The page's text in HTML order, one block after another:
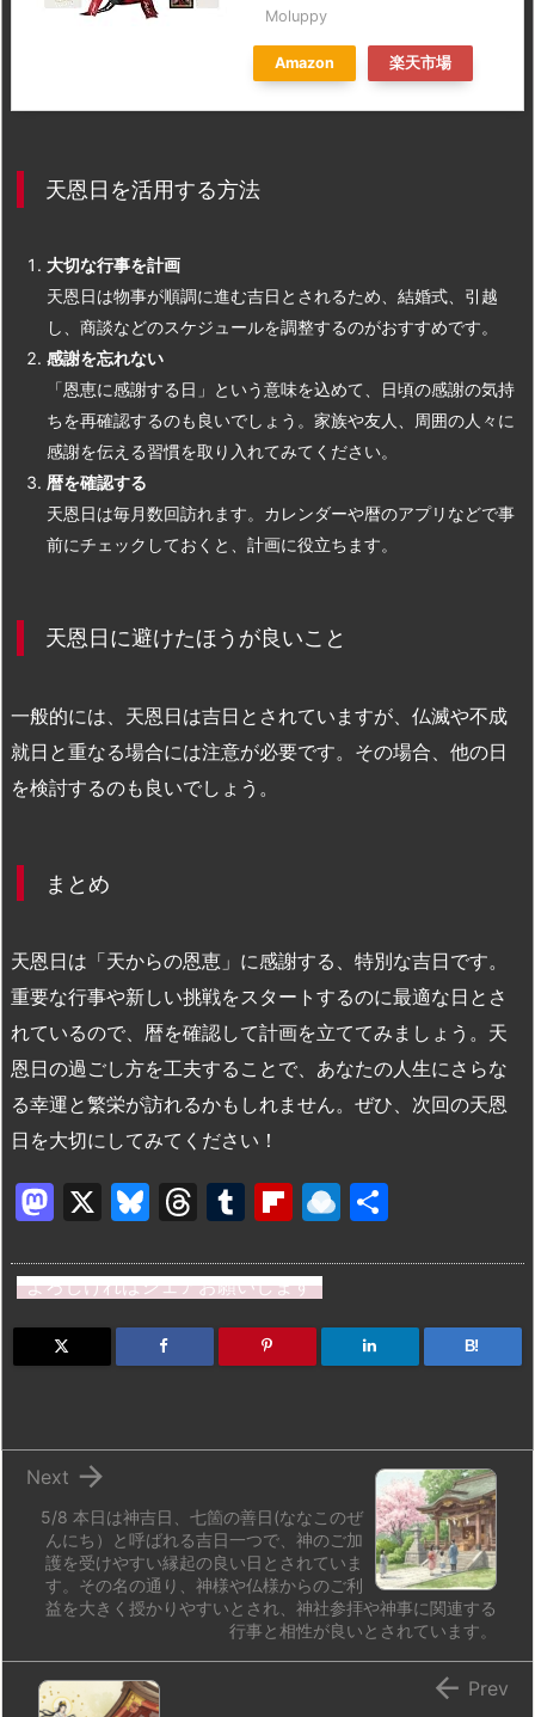
Moluppy
Amazon 楽天市場
天恩日を活用する方法
大切な行事を計画
天恩日は物事が順調に進む吉日とされるため、結婚式、引越
し、商談などのスケジュールを調整するのがおすすめです。
感謝を忘れない
「恩恵に感謝する日」という意味を込めて、日頃の感謝の気持
ちを再確認するのも良いでしょう。家族や友人、周囲の人々に
感謝を伝える習慣を取り入れてみてください。
暦を確認する
天恩日は毎月数回訪れます。カレンダーや暦のアプリなどで事
前にチェックしておくと、計画に役立ちます。
天恩日に避けたほうが良いこと
一般的には、天恩日は吉日とされていますが、仏滅や不成
就日と重なる場合には注意が必要です。その場合、他の日
を検討するのも良いでしょう。
まとめ
天恩日は「天からの恩恵」に感謝する、特別な吉日です。
重要な行事や新しい挑戦をスタートするのに最適な日とさ
れているので、暦を確認して計画を立ててみましょう。天
恩日の過ごし方を工夫することで、あなたの人生にさらな
る幸運と繁栄が訪れるかもしれません。ぜひ、次回の天恩
日を大切にしてみてください！
M
st
o
d
X
Bl
e
s
k
T
e
a
d
T
m
bl
r
Fl
b
o
ar
R
n
dr
o
よろしければシェアお願いします
B!
5/8 本日は神吉日、七箇の善日(ななこのぜ
んにち）と呼ばれる吉日一つで、神のご加
護を受けやすい縁起の良い日とされていま
す。その名の通り、神様や仏様からのご利
益を大きく授かりやすいとされ、神社参拝や神事に関連する
行事と相性が良いとされています。

Next
 Prev